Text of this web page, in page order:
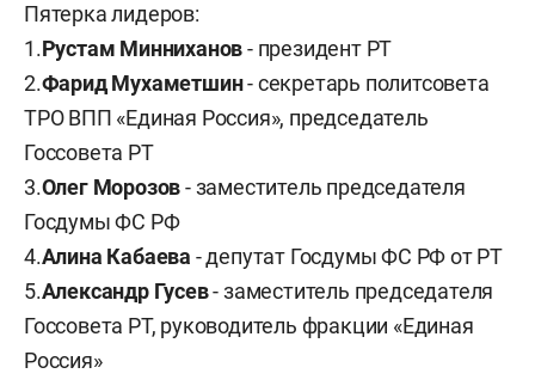
Пятерка лидеров:
1.Рустам Минниханов- президент РТ
2.Фарид Мухаметшин- секретарь политсовета
ТРО ВПП «Единая Россия», председатель
Госсовета РТ
3.Олег Морозов- заместитель председателя
Госдумы ФС РФ
4.Алина Кабаева - депутат Госдумы ФС РФ от РТ
5.Александр Гусев- заместитель председателя
Госсовета РТ, руководитель фракции «Единая
Россия»